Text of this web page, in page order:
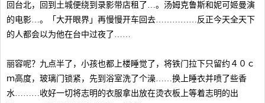
回台北，回到土城便绕到录影带店租了…。汤姆克鲁斯和妮可姬曼演
的电影…。「大开眼界」再慢慢开车回去……………反正今天全天下
的人都会以为他在台中过夜了……
丽容呢？九点半了，小孩也都上楼睡觉了，将铁门拉下只留约４０ｃ
ｍ高度，玻璃门锁紧，先到浴室洗了个澡……换上睡衣并喷了些香
水………收好一切将志明的衣服拿出放在烫衣板上等着志明的出